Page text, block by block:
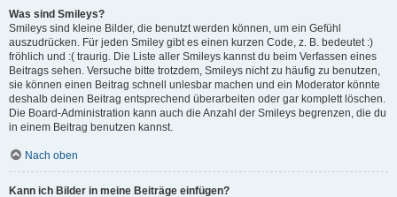
Was sind Smileys?
Smileys sind kleine Bilder, die benutzt werden können, um ein Gefühl
auszudrücken. Für jeden Smiley gibt es einen kurzen Code, z. B. bedeutet :)
fröhlich und :( traurig. Die Liste aller Smileys kannst du beim Verfassen eines
Beitrags sehen. Versuche bitte trotzdem, Smileys nicht zu häufig zu benutzen,
sie können einen Beitrag schnell unlesbar machen und ein Moderator könnte
deshalb deinen Beitrag entsprechend überarbeiten oder gar komplett löschen.
Die Board-Administration kann auch die Anzahl der Smileys begrenzen, die du
in einem Beitrag benutzen kannst.
Nach oben
Kann ich Bilder in meine Beiträge einfügen?